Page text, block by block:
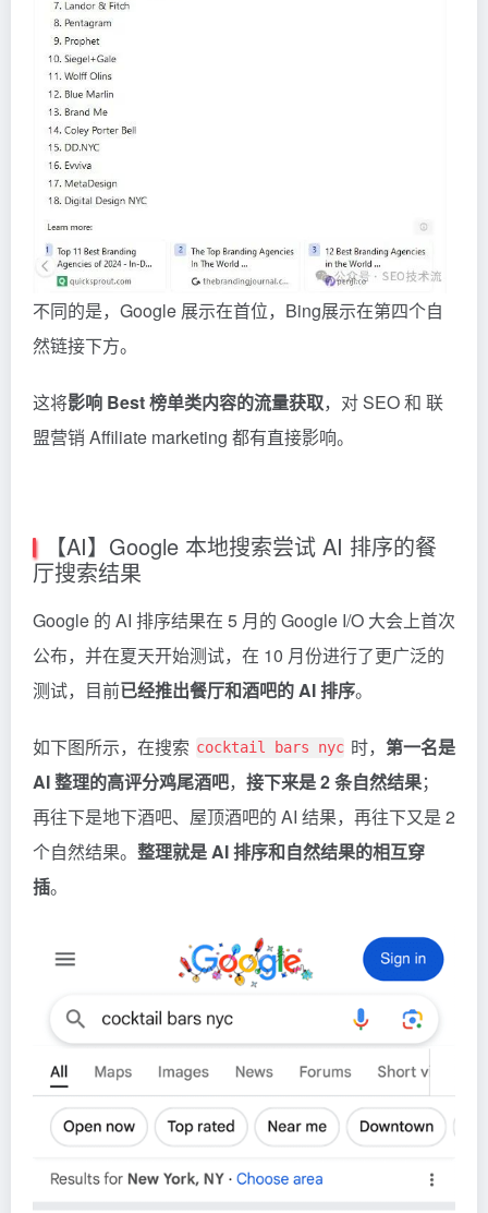
不同的是，Google 展示在首位，Bing展示在第四个自
然链接下方。
这将影响 Best 榜单类内容的流量获取，对 SEO 和 联
盟营销 Affiliate marketing 都有直接影响。
【AI】Google 本地搜索尝试 AI 排序的餐
厅搜索结果
Google 的 AI 排序结果在 5 月的 Google I/O 大会上首次
公布，并在夏天开始测试，在 10 月份进行了更广泛的
测试，目前已经推出餐厅和酒吧的 AI 排序。
如下图所示，在搜索 cocktail bars nyc 时， 第一名是
AI 整理的高评分鸡尾酒吧， 接下来是 2 条自然结果；
再往下是地下酒吧、屋顶酒吧的 AI 结果，再往下又是 2
个自然结果。 整理就是 AI 排序和自然结果的相互穿
插。